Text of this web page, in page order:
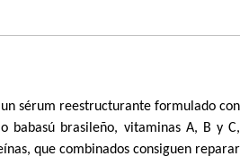
un sérum reestructurante formulado con
babasú brasileño, vitaminas A, B y C,
que combinados consiguen reparar